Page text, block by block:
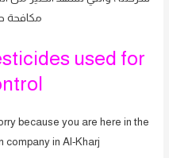
مكافحة
used for
because you are here in the
in Al-Kharj.